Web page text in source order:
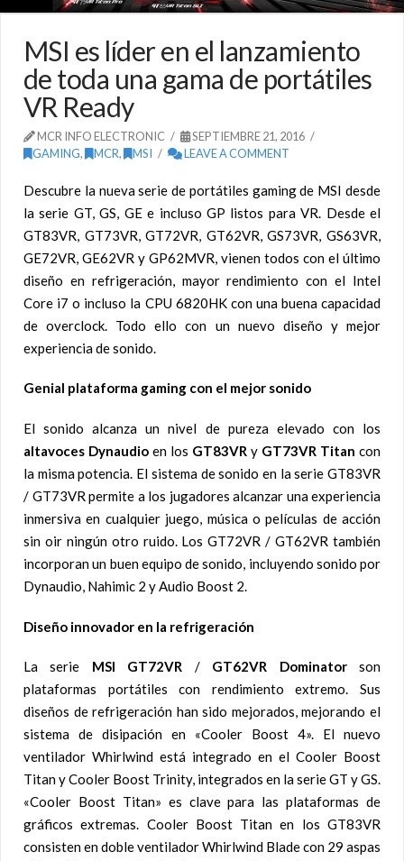
MSI es líder en el lanzamiento
de toda una gama de portátiles
VR Ready
MCR INFO ELECTRONIC
SEPTIEMBRE 21, 2016
GAMING, MCR, MSI LEAVE A COMMENT
Descubre la nueva serie de portátiles gaming de MSI desde
la serie GT, GS, GE e incluso GP listos para VR. Desde el
GT83VR, GT73VR, GT72VR, GT62VR, GS73VR, GS63VR,
GE72VR, GE62VR y GP62MVR, vienen todos con el último
diseño en refrigeración, mayor rendimiento con el Intel
Core i7 o incluso la CPU 6820HK con una buena capacidad
de overclock. Todo ello con un nuevo diseño y mejor
experiencia de sonido.
Genial plataforma gaming con el mejor sonido
El sonido alcanza un nivel de pureza elevado con los
altavoces Dynaudio en los GT83VR y GT73VR Titan con
la misma potencia. El sistema de sonido en la serie GT83VR
/ GT73VR permite a los jugadores alcanzar una experiencia
inmersiva en cualquier juego, música o películas de acción
sin oir ningún otro ruido. Los GT72VR / GT62VR también
incorporan un buen equipo de sonido, incluyendo sonido por
Dynaudio, Nahimic 2 y Audio Boost 2.
Diseño innovador en la refrigeración
La serie MSI GT72VR / GT62VR Dominatorson
plataformas portátiles con rendimiento extremo. Sus
diseños de refrigeración han sido mejorados, mejorando el
sistema de disipación en «Cooler Boost 4». El nuevo
ventilador Whirlwind está integrado en el Cooler Boost
Titan y Cooler Boost Trinity, integrados en la serie GT y GS.
«Cooler Boost Titan» es clave para las plataformas de
gráficos extremas. Cooler Boost Titan en los GT83VR
consisten en doble ventilador Whirlwind Blade con 29 aspas